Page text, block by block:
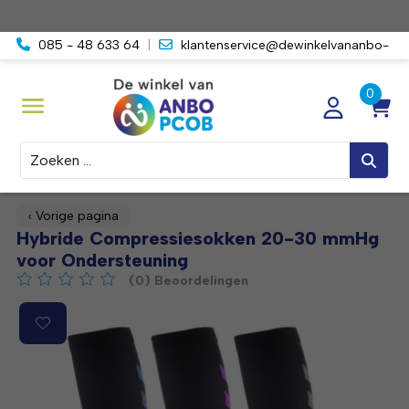
085 - 48 633 64
klantenservice@dewinkelvananbo-
Zoeken
‹ Vorige pagina
Hybride Compressiesokken 20-30 mmHg
voor Ondersteuning
De beoordeling van dit product is0van de 5
(0) Beoordelingen
Product image slideshow Items